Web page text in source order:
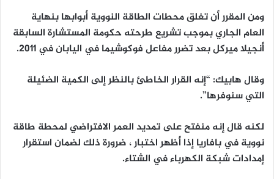
ومن المقرر أن تغلق محطات الطاقة النووية أبوابها بنهاية
العام الجاري بموجب تشريع طرحته حكومة المستشارة السابقة
أنجيلا ميركل بعد تضرر مفاعل فوكوشيما في اليابان في 2011.
وقال هابيك: “إنه القرار الخاطئ بالنظر إلى الكمية الضئيلة
التي سنوفرها”.
لكنه قال إنه منفتح على تمديد العمر الافتراضي لمحطة طاقة
نووية في بافاريا إذا أظهر اختبار ، ضرورة ذلك لضمان استقرار
إمدادات شبكة الكهرباء في الشتاء.